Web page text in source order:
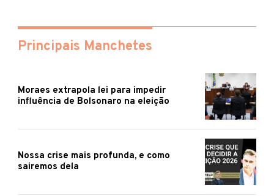
Principais Manchetes
Moraes extrapola lei para impedir
influência de Bolsonaro na eleição
Nossa crise mais profunda, e como
sairemos dela